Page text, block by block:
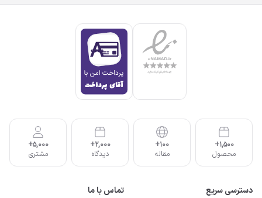
1,500+
محصول
100+
مقاله
2,000+
دیدگاه
5,000+
مشتری
دسترسی سریع تماس با ما